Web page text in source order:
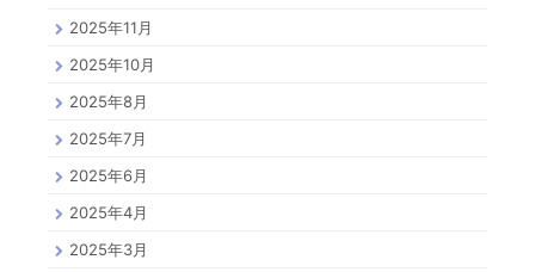
2025年11月
2025年10月
2025年8月
2025年7月
2025年6月
2025年4月
2025年3月